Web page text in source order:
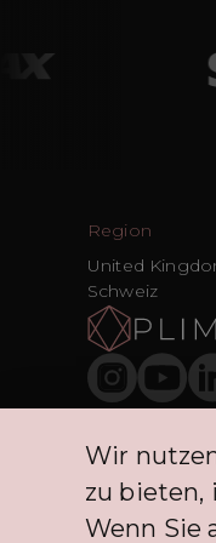
Region
United
Schweiz
Die BNPL-
Wir
zu bieten,
Wenn Sie